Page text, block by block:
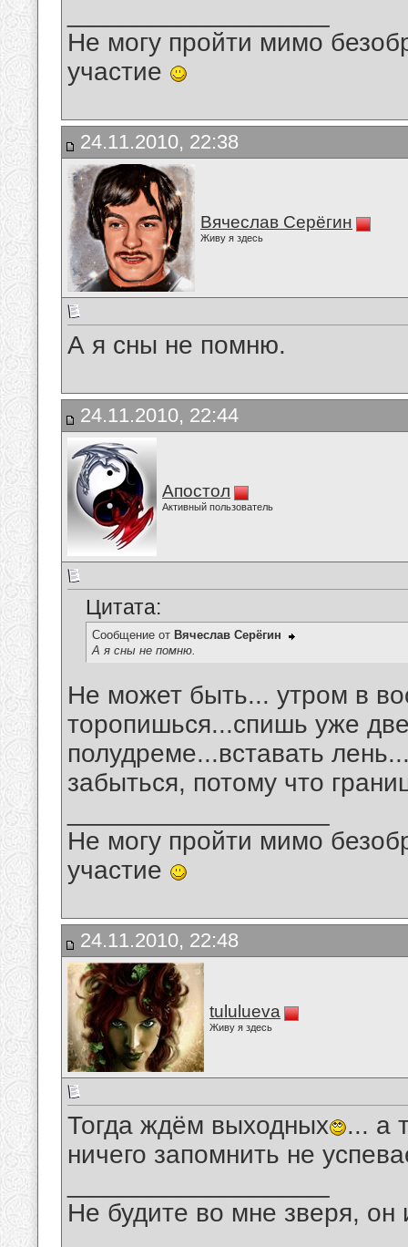
Не могу пройти мимо
участие
24.11.2010, 22:38
Вячеслав Серёгин
Живу я здесь
А я сны не помню.
24.11.2010, 22:44
Апостол
Активный пользователь
Цитата:
Сообщение от Вячеслав Серёгин
А я сны не помню.
Не может быть... утром в
торопишься...спишь уже
полудреме...вставать
забыться, потому что
Не могу пройти мимо
участие
24.11.2010, 22:48
tululueva
Живу я здесь
Тогда ждём выходных
... а
ничего запомнить не
Не будите во мне зверя, он